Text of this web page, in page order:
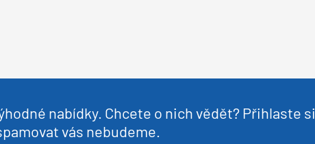
nabídky. Chcete o nich vědět? Přihlaste si
vás nebudeme.